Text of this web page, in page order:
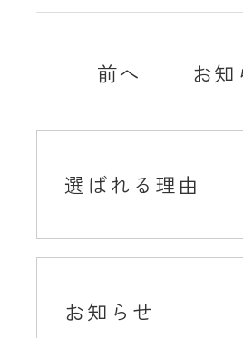
前へ お知
選ばれる理由
お知らせ